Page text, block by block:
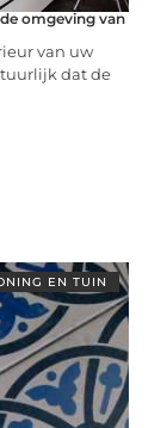
omgeving van
van uw
dat de
EN TUIN